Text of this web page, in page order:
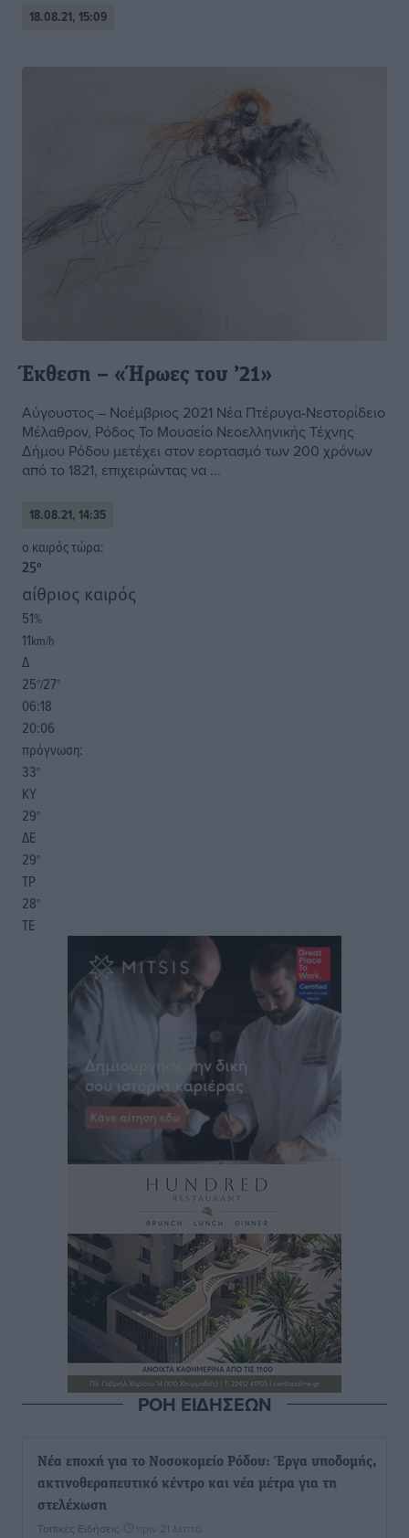
18.08.21, 15:09
Έκθεση – «Ήρωες του ’21»
Αύγουστος – Νοέμβριος 2021 Νέα Πτέρυγα-Νεστορίδειο
Μέλαθρον, Ρόδος Το Μουσείο Νεοελληνικής Τέχνης
Δήμου Ρόδου μετέχει στον εορτασμό των 200 χρόνων
από το 1821, επιχειρώντας να ...
18.08.21, 14:35
o καιρός τώρα:
25°
αίθριος καιρός
51%
11km/h
Δ
25°/27°
06:18
20:06
πρόγνωση:
33°
ΚΥ
29°
ΔΕ
29°
ΤΡ
28°
ΤΕ
ΡΟΗ ΕΙΔΗΣΕΩΝ
Νέα εποχή για το Νοσοκομείο Ρόδου: Έργα υποδομής,
ακτινοθεραπευτικό κέντρο και νέα μέτρα για τη
στελέχωση
Τοπικές Ειδήσεις πριν 21 λεπτά